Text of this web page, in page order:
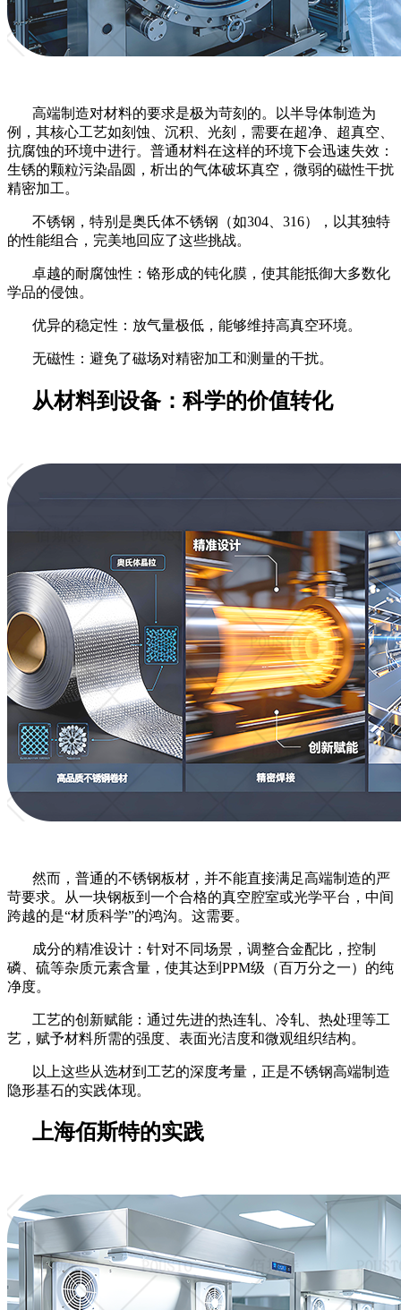
高端制造对材料的要求是极为苛刻的。以半导体制造为
例，其核心工艺如刻蚀、沉积、光刻，需要在超净、超真空、
抗腐蚀的环境中进行。普通材料在这样的环境下会迅速失效：
生锈的颗粒污染晶圆，析出的气体破坏真空，微弱的磁性干扰
精密加工。
不锈钢，特别是奥氏体不锈钢（如304、316），以其独特
的性能组合，完美地回应了这些挑战。
卓越的耐腐蚀性：铬形成的钝化膜，使其能抵御大多数化
学品的侵蚀。
优异的稳定性：放气量极低，能够维持高真空环境。
无磁性：避免了磁场对精密加工和测量的干扰。
从材料到设备：科学的价值转化
然而，普通的不锈钢板材，并不能直接满足高端制造的严
苛要求。从一块钢板到一个合格的真空腔室或光学平台，中间
跨越的是“材质科学”的鸿沟。这需要。
成分的精准设计：针对不同场景，调整合金配比，控制
磷、硫等杂质元素含量，使其达到 PPM级（百万分之一）的纯
净度。
工艺的创新赋能：通过先进的热连轧、冷轧、热处理等工
艺，赋予材料所需的强度、表面光洁度和微观组织结构。
以上这些从选材到工艺的深度考量，正是不锈钢高端制造
隐形基石的实践体现。
上海佰斯特的实践